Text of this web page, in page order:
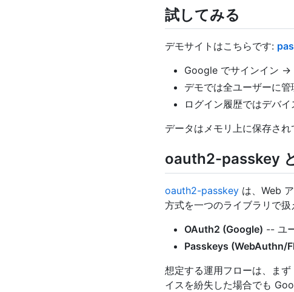
試してみる
デモサイトはこちらです:
Google でサインイン →
デモでは全ユーザーに
ログイン履歴ではデバ
データはメモリ上に保存さ
oauth2-passkey
oauth2-passkey は、Web
方式を一つのライブラリで扱
OAuth2 (Google) -- ユ
Passkeys (WebAuthn/
想定する運用フローは、ま
イスを紛失した場合でも